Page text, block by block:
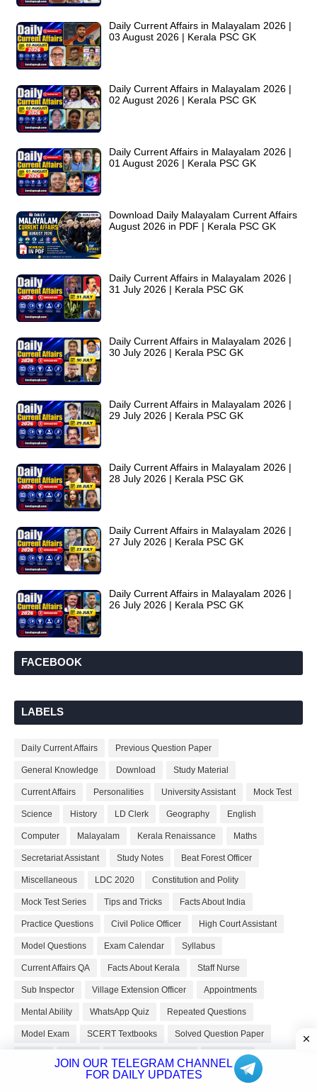
Daily Current Affairs in Malayalam 2026 |
03 August 2026 | Kerala PSC GK
Daily Current Affairs in Malayalam 2026 |
02 August 2026 | Kerala PSC GK
Daily Current Affairs in Malayalam 2026 |
01 August 2026 | Kerala PSC GK
Download Daily Malayalam Current Affairs
August 2026 in PDF | Kerala PSC GK
Daily Current Affairs in Malayalam 2026 |
31 July 2026 | Kerala PSC GK
Daily Current Affairs in Malayalam 2026 |
30 July 2026 | Kerala PSC GK
Daily Current Affairs in Malayalam 2026 |
29 July 2026 | Kerala PSC GK
Daily Current Affairs in Malayalam 2026 |
28 July 2026 | Kerala PSC GK
Daily Current Affairs in Malayalam 2026 |
27 July 2026 | Kerala PSC GK
Daily Current Affairs in Malayalam 2026 |
26 July 2026 | Kerala PSC GK
FACEBOOK
LABELS
Daily Current Affairs Previous Question Paper
General Knowledge Download Study Material
Current Affairs Personalities University Assistant Mock Test
Science History LD Clerk Geography English
Computer Malayalam Kerala Renaissance Maths
Secretariat Assistant Study Notes Beat Forest Officer
Miscellaneous LDC 2020 Constitution and Polity
Mock Test Series Tips and Tricks Facts About India
Practice Questions Civil Police Officer High Court Assistant
Model Questions Exam Calendar Syllabus
Current Affairs QA Facts About Kerala Staff Nurse
Sub Inspector Village Extension Officer Appointments
Mental Ability WhatsApp Quiz Repeated Questions
Model Exam SCERT Textbooks Solved Question Paper
WhatsApp
JOIN OUR TELEGRAM CHANNEL
FOR DAILY UPDATES